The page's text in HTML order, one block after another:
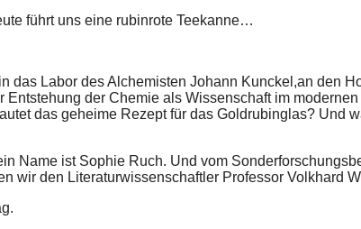
führt uns eine rubinrote Teekanne…
das Labor des Alchemisten Johann Kunckel,an den
Entstehung der Chemie als Wissenschaft im
das geheime Rezept für das Goldrubinglas? Und
Name ist Sophie Ruch. Und vom
wir den Literaturwissenschaftler Professor Volkhard